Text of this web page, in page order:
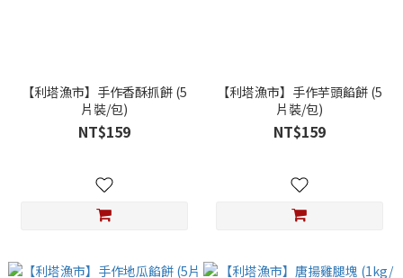
【利塔漁市】手作香酥抓餅 (5
片裝/包)
NT$159
【利塔漁市】手作芋頭餡餅 (5
片裝/包)
NT$159